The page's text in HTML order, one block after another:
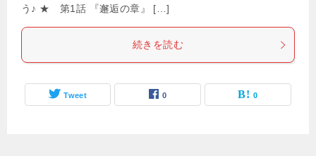
う♪ ★ 第1話 『邂逅の章』 […]
続きを読む
Tweet 0 0